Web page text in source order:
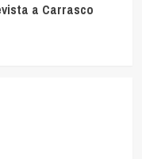
a Carrasco